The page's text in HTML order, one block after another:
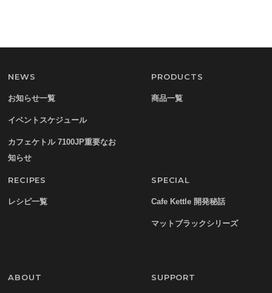
NEWS
お知らせ一覧
イベントスケジュール
カフェケトル 7100JP重要なお
知らせ
PRODUCTS
商品一覧
RECIPES
レシピ一覧
SPECIAL
Cafe Kettle 開発秘話
マットブラックシリーズ
ABOUT SUPPORT